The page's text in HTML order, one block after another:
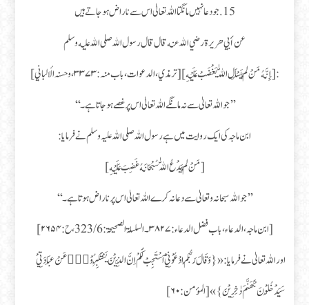
15.جو دعا نہیں مانگتا اللہ تعالیٰ اس سے ناراض ہو جاتے ہیں
عن أبي هريرة رضي الله عنه قال قال رسول الله صلى الله عليه وسلم
: [ إِنَّهُ مَنْ لَّمْ يَسْأَلِ اللّٰهَ يَغْضَبْ عَلَيْهِ ] [ ترمذي، الدعوات، باب منہ : ۳۳۷۳، و حسنہ الألباني ]
’’جو اللہ تعالیٰ سے نہ مانگے اللہ تعالیٰ اس پر غصے ہو جاتا ہے۔‘‘
ابن ماجہ کی ایک روایت میں ہے رسول اللہ صلی اللہ علیہ وسلم نے فرمایا :
[ مَنْ لَّمْ يَدْعُ اللّٰهَ سُبْحَانَهُ غَضِبَ عَلَيْهِ ]
’’جو اللہ سبحانہ و تعالیٰ سے دعا نہ کرے اللہ تعالیٰ اس پر ناراض ہوتا ہے۔‘‘
[ ابن ماجہ، الدعاء، باب فضل الدعاء : ۳۸۲۷۔ السلسلۃ الصحیحۃ : 323/6، ح : ۲۶۵۴ ]
اور اللہ تعالیٰ نے فرمایا : «{ وَ قَالَ رَبُّكُمُ ادْعُوْنِيْۤ اَسْتَجِبْ لَكُمْ اِنَّ الَّذِيْنَ يَسْتَكْبِرُوْنَ۠ عَنْ عِبَادَتِيْ
سَيَدْخُلُوْنَ جَهَنَّمَ دٰخِرِيْنَ }» [ المؤمن : ۶۰ ]